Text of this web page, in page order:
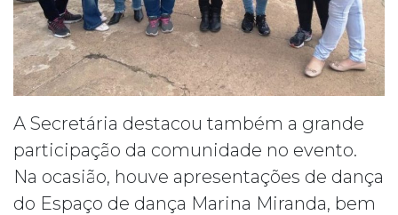
A Secretária destacou também a grande
participação da comunidade no evento.
Na ocasião, houve apresentações de dança
do Espaço de dança Marina Miranda, bem